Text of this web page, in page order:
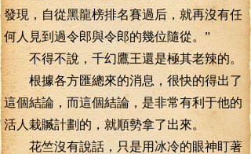
發現，自從黑龍榜排名賽過后，就再沒有任
何人見到過令郎與令郎的幾位隨從。”
不得不說，千幻鷹王還是極其老辣的。
根據各方匯總來的消息，很快的得出了
這個結論，而這個結論，是非常有利于他的
活人栽贓計劃的，就順勢拿了出來。
花竺沒有說話，只是用冰冷的眼神盯著